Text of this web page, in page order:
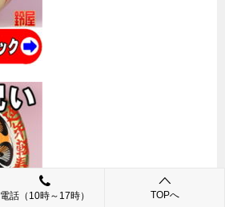
電話（10時～17時） TOPへ